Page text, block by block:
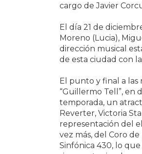
cargo de Javier
El día 21 de
Moreno (Lucia),
dirección musical
de esta ciudad con
El punto y final a
“Guillermo Tell”, en
temporada, un
Reverter, Victoria
representación del
vez más, del Coro
Sinfónica 430, lo